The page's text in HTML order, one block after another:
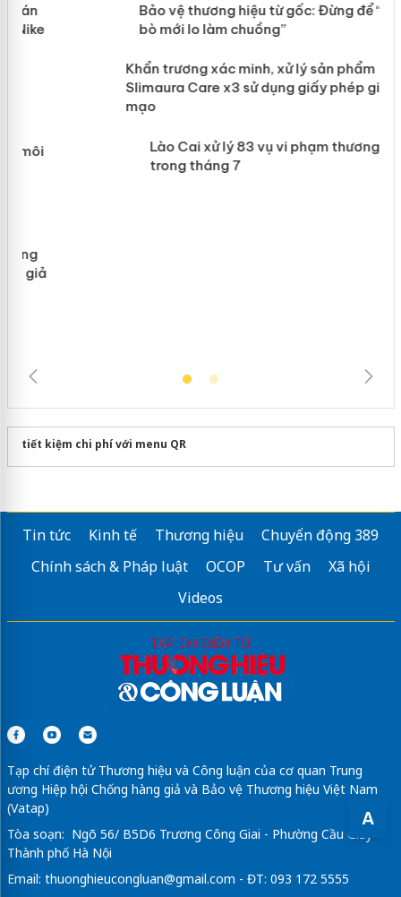
A
Bảo vệ thương hiệu từ gốc: Đừng để
“mất bò mới lo làm chuồng”
Slimaura Care x3 sử dụng giấy phép
giả mạo
tiết kiệm chi phí với menu QR
Tin tức Kinh tế Thương hiệu
Chuyển động 389
Chính sách & Pháp luật
OCOP Tư vấn
Xã hội
Videos
Tạp chí điện tử Thương hiệu và Công luận của cơ quan Trung
ương Hiệp hội Chống hàng giả và Bảo vệ Thương hiệu Việt Nam
(Vatap)
Tòa soạn: Ngõ 56/ B5D6 Trương Công Giai - Phường Cầu Giấy -
Thành phố Hà Nội
Email: thuonghieucongluan@gmail.com - ĐT: 093 172 5555